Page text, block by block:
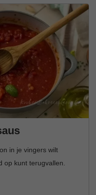
in je vingers wilt
op kunt terugvallen.